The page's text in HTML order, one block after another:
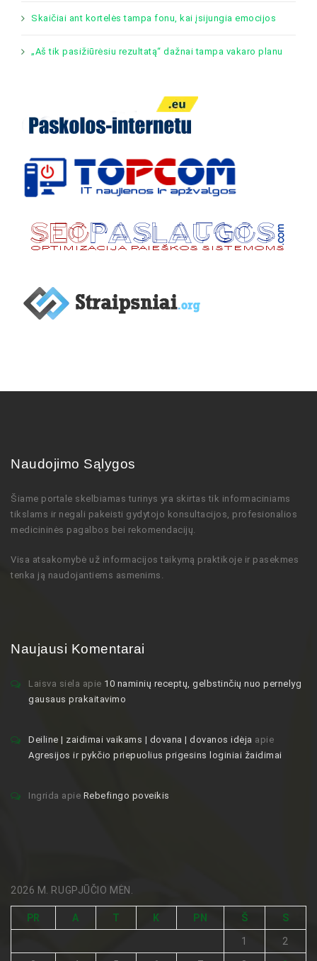
Skaičiai ant kortelės tampa fonu, kai įsijungia emocijos
„Aš tik pasižiūrėsiu rezultatą“ dažnai tampa vakaro planu
Naudojimo Sąlygos
Šiame portale skelbiamas turinys yra skirtas tik informaciniams
tikslams ir negali pakeisti gydytojo konsultacijos, profesionalios
medicininės pagalbos bei rekomendacijų.
Visa atsakomybė už informacijos taikymą praktikoje ir pasekmes
tenka ją naudojantiems asmenims.
Naujausi Komentarai
Laisva siela apie 10 naminių receptų, gelbstinčių nuo pernelyg
gausaus prakaitavimo
Deiline | zaidimai vaikams | dovana | dovanos idėja apie
Agresijos ir pykčio priepuolius prigesins loginiai žaidimai
Ingrida apie Rebefingo poveikis
2026 M. RUGPJŪČIO MĖN.
PR A T K PN Š S
1 2